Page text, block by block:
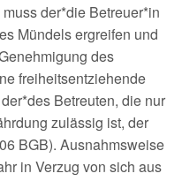
der*die Betreuer*in
Mündels ergreifen und
des
freiheitsentziehende
Betreuten, die nur
zulässig ist, der
BGB). Ausnahmsweise
in Verzug von sich aus